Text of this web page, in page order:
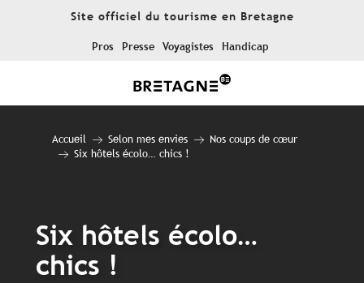
Site officiel du tourisme en Bretagne
Pros Presse Voyagistes Handicap
Accueil Selon mes envies
Nos coups de cœur
Six hôtels écolo… chics !
Six hôtels écolo…
chics !